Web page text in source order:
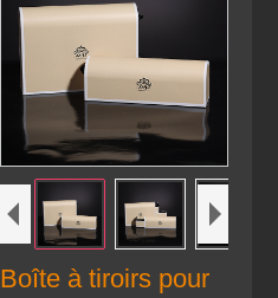
Boîte à tiroirs pour